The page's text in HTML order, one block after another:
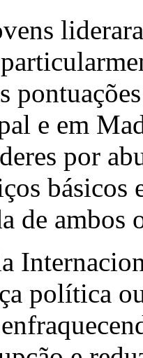
e em
por
básicos
de ambos
política